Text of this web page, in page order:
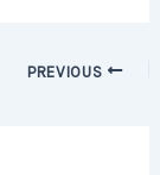
Post